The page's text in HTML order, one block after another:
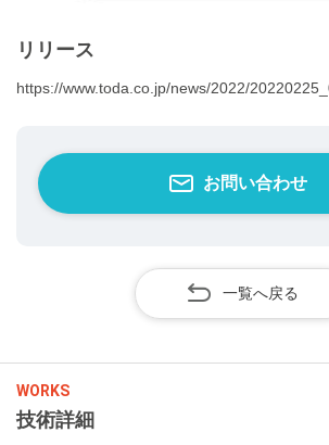
WORKS
技術詳細
リリース
https://www.toda.co.jp/news/2022/
お問い合わせ
一覧へ戻る